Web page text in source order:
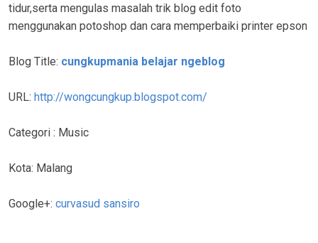
tidur,serta mengulas masalah trik blog edit foto
menggunakan potoshop dan cara memperbaiki printer epson
Blog Title: cungkupmania belajar ngeblog
URL: http://wongcungkup.blogspot.com/
Categori : Music
Kota: Malang
Google+: curvasud sansiro